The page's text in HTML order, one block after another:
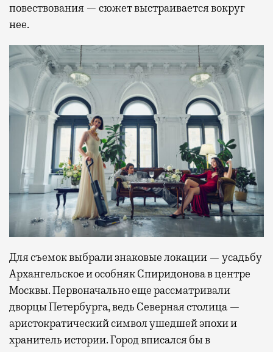
повествования — сюжет выстраивается вокруг
нее.
Для съемок выбрали знаковые локации — усадьбу
Архангельское и особняк Спиридонова в центре
Москвы. Первоначально еще рассматривали
дворцы Петербурга, ведь Северная столица —
аристократический символ ушедшей эпохи и
хранитель истории. Город вписался бы в